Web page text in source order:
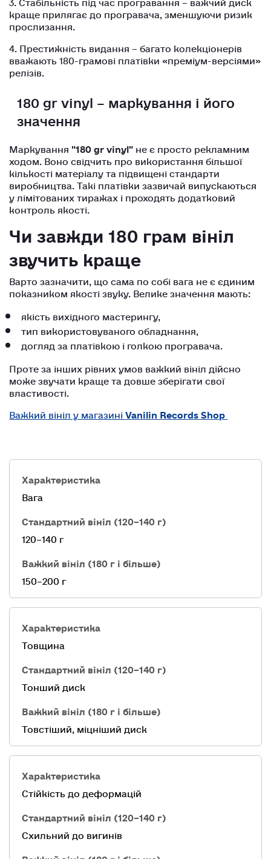
краще прилягає до програвача, зменшуючи ризик
прослизання.
4. Престижність видання – багато колекціонерів
вважають 180-грамові платівки «преміум-версіями»
релізів.
180 gr vinyl – маркування і його
значення
Маркування"180 gr vinyl"не є просто рекламним
ходом. Воно свідчить про використання більшої
кількості матеріалу та підвищені стандарти
виробництва. Такі платівки зазвичай випускаються
у лімітованих тиражах і проходять додатковий
контроль якості.
Чи завжди 180 грам вініл
звучить краще
Варто зазначити, що сама по собі вага не є єдиним
показником якості звуку. Велике значення мають:
якість вихідного мастерингу,
тип використовуваного обладнання,
догляд за платівкою і голкою програвача.
Проте за інших рівних умов важкий вініл дійсно
може звучати краще та довше зберігати свої
властивості.
Важкий вініл у магазиніVanilin Records Shop
Вага
120–140 г
150–200 г
Товщина
Тонший диск
Товстіший, міцніший диск
Стійкість до деформацій
Схильний до вигинів